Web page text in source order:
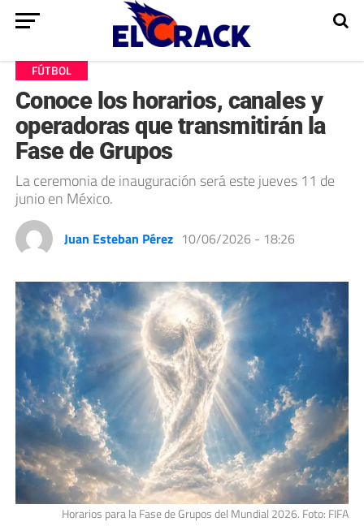
FÚTBOL
Conoce los horarios, canales y
operadoras que transmitirán la
Fase de Grupos
La ceremonia de inauguración será este jueves 11 de
junio en México.
Juan Esteban Pérez 10/06/2026 - 18:26
Horarios para la Fase de Grupos del Mundial 2026. Foto: FIFA